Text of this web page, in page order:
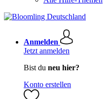
Anmelden
Jetzt anmelden
Bist du neu hier?
Konto erstellen